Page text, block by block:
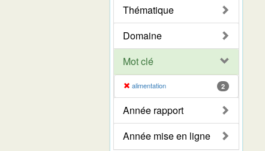
Thématique
Domaine
Mot clé
alimentation 2
Année rapport
Année mise en ligne